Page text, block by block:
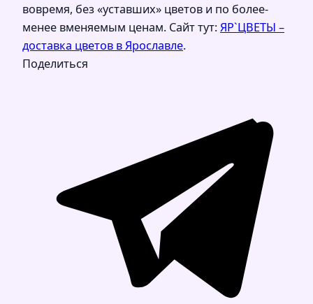
вовремя, без «уставших» цветов и по более-
менее вменяемым ценам. Сайт тут:ЯР`ЦВЕТЫ –
доставка цветов в Ярославле.
Поделиться